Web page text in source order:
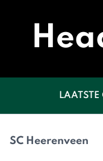
LAATSTE
SC Heerenveen